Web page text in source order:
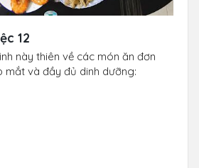
12
này thiên về các món ăn đơn
mắt và đầy đủ dinh dưỡng: